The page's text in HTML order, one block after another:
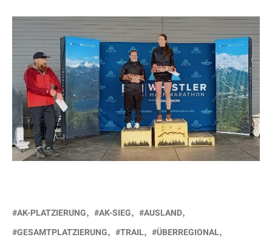
AK-PLATZIERUNG AK-SIEG
AUSLAND
GESAMTPLATZIERUNG
TRAIL
ÜBERREGIONAL